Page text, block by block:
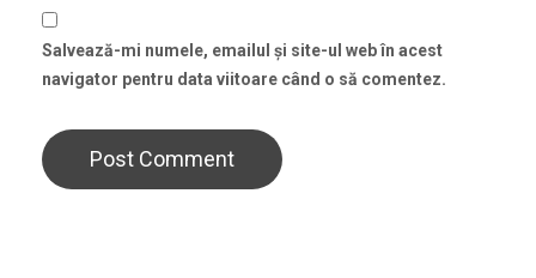
Salvează-mi numele, emailul și site-ul web în acest
navigator pentru data viitoare când o să comentez.